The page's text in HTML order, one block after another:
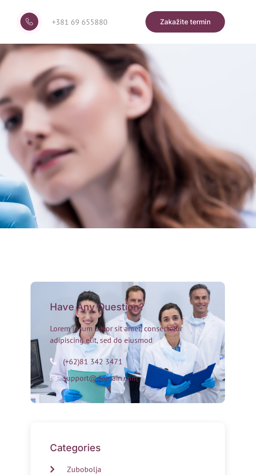
+381 69 655880 Zakažite termin
Have Any Question?
Lorem ipsum dolor sit amet, consectetur
adipiscing elit, sed do eiusmod
(+62)81 342 3471
support@domain.com
Categories
Zubobolja